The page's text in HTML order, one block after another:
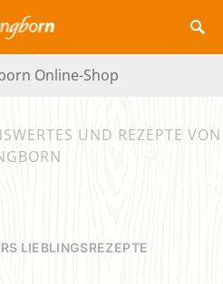
Online-Shop
UND REZEPTE VON
LIEBLINGSREZEPTE